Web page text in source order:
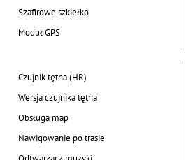
Szafirowe szkiełko
Moduł GPS
Czujnik tętna (HR)
Wersja czujnika tętna
Obsługa map
Nawigowanie po trasie